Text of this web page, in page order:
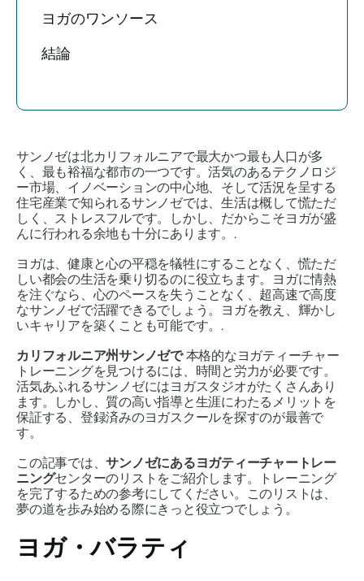
ヨガのワンソース
結論
サンノゼは北カリフォルニアで最大かつ最も人口が多
く、最も裕福な都市の一つです。活気のあるテクノロジ
ー市場、イノベーションの中心地、そして活況を呈する
住宅産業で知られるサンノゼでは、生活は概して慌ただ
しく、ストレスフルです。しかし、だからこそヨガが盛
んに行われる余地も十分にあります。.
ヨガは、健康と心の平穏を犠牲にすることなく、慌ただ
しい都会の生活を乗り切るのに役立ちます。ヨガに情熱
を注ぐなら、心のペースを失うことなく、超高速で高度
なサンノゼで活躍できるでしょう。ヨガを教え、輝かし
いキャリアを築くことも可能です。.
カリフォルニア州サンノゼで本格的なヨガティーチャー
トレーニングを見つけるには、時間と労力が必要です。
活気あふれるサンノゼにはヨガスタジオがたくさんあり
ます。しかし、質の高い指導と生涯にわたるメリットを
保証する、登録済みのヨガスクールを探すのが最善で
す。
この記事では、サンノゼにあるヨガティーチャートレー
ニングセンターのリストをご紹介します。トレーニング
を完了するための参考にしてください。このリストは、
夢の道を歩み始める際にきっと役立つでしょう。
ヨガ・バラティ